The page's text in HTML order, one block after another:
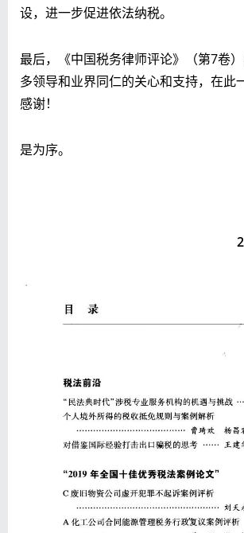
设，进一步促进依法纳税。
最后，《中国税务律师评论》（第7卷
多领导和业界同仁的关心和支持，在此
感谢！
是为序。